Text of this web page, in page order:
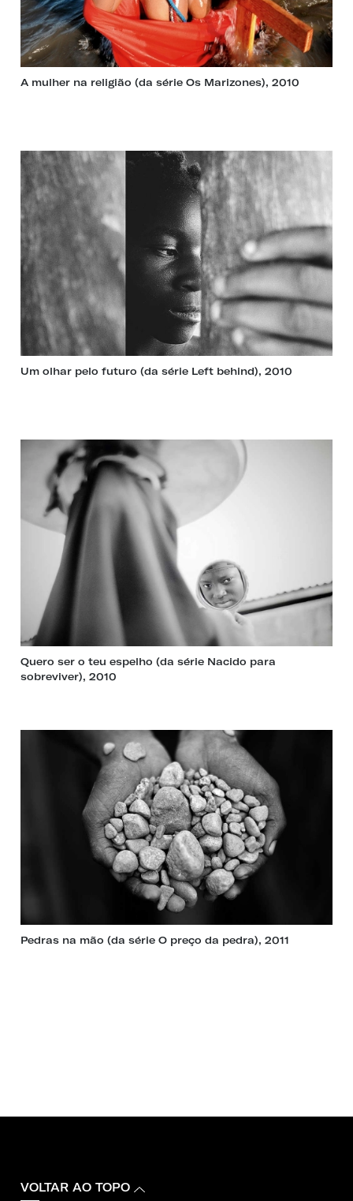
A mulher na religião (da série Os Marizones), 2010
Um olhar pelo futuro (da série Left behind), 2010
Quero ser o teu espelho (da série Nacido para
sobreviver), 2010
Pedras na mão (da série O preço da pedra), 2011
VOLTAR AO TOPO